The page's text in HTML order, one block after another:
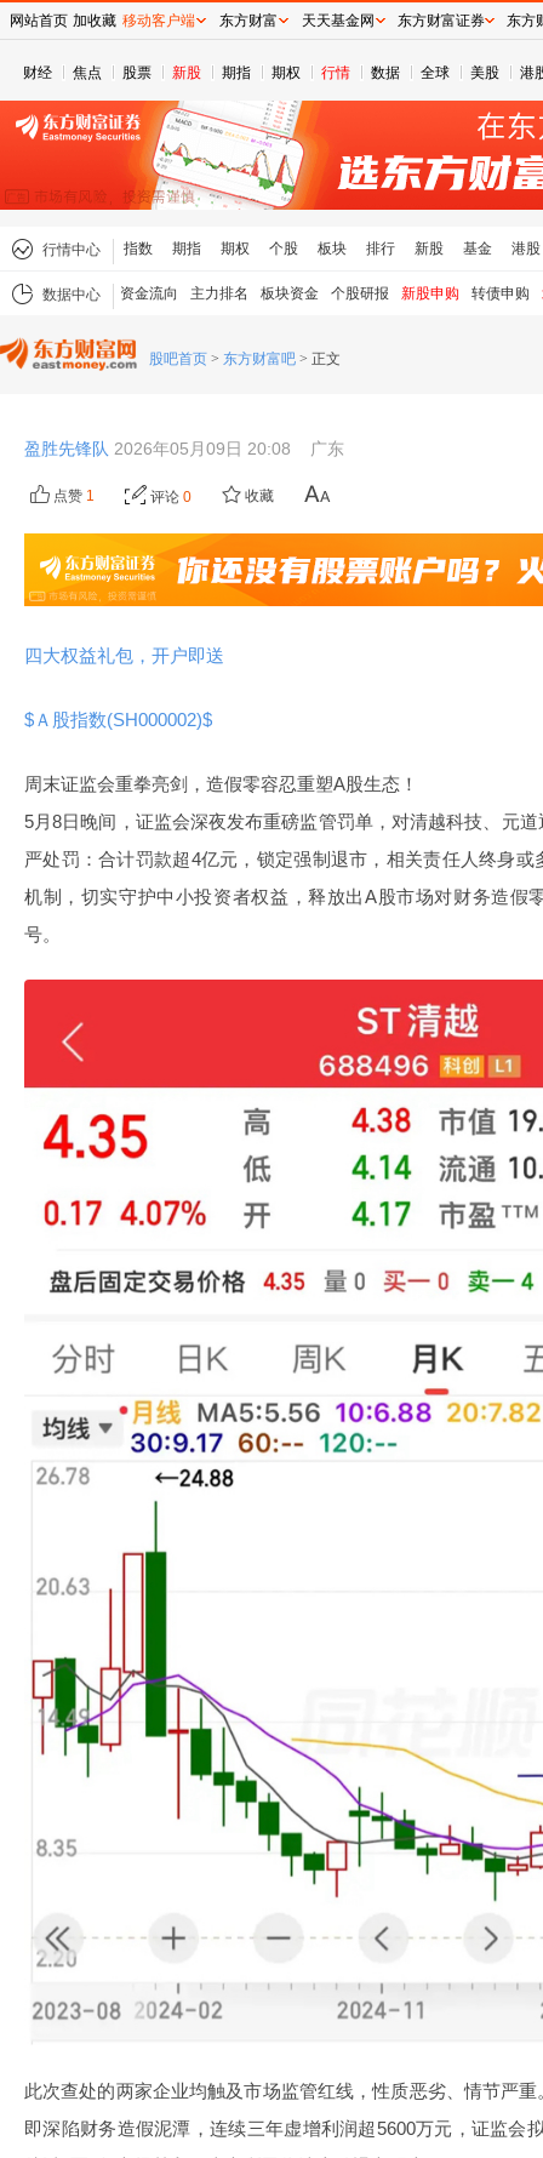
财经 焦点 股票 新股 期指 期权 行情 数据 全球 美股 港
行情中心 指数 期指 期权 个股 板块 排行 新股 基金 港股
数据中心 资金流向 主力排名 板块资金 个股研报 新股申购 转债申购
股吧首页 > 东方财富吧 > 正文
盈胜先锋队 2026年05月09日 20:08 广东
点赞 1 评论 0 收藏
四大权益礼包，开户即送
$Ａ股指数(SH000002)$
周末证监会重拳亮剑，造假零容忍重塑A股生态！
5月8日晚间，证监会深夜发布重磅监管罚单，对清越科技、元
严处罚：合计罚款超4亿元，锁定强制退市，相关责任人终身
机制，切实守护中小投资者权益，释放出A股市场对财务造假
号。
此次查处的两家企业均触及市场监管红线，性质恶劣、情节严
即深陷财务造假泥潭，连续三年虚增利润超5600万元，证监会
网站首页 加收藏 移动客户端 东方财富 天天基金网 东方财富证券 东方